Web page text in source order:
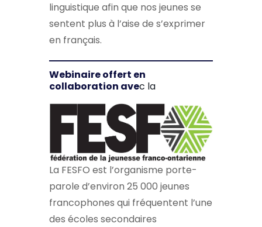
linguistique afin que nos jeunes se
sentent plus à l’aise de s’exprimer
en français.
Webinaire offert en
collaboration avec la
La FESFO est l’organisme porte-
parole d’environ 25 000 jeunes
francophones qui fréquentent l’une
des écoles secondaires